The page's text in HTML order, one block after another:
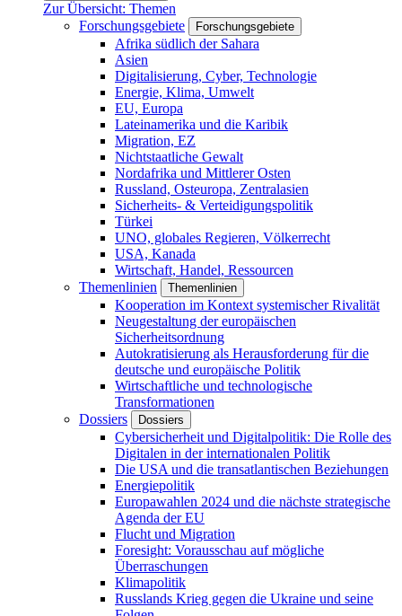
Zur Übersicht: Themen
Forschungsgebiete
Forschungsgebiete
Afrika südlich der Sahara
Asien
Digitalisierung, Cyber, Technologie
Energie, Klima, Umwelt
EU, Europa
Lateinamerika und die Karibik
Migration, EZ
Nichtstaatliche Gewalt
Nordafrika und Mittlerer Osten
Russland, Osteuropa, Zentralasien
Sicherheits- & Verteidigungspolitik
Türkei
UNO, globales Regieren, Völkerrecht
USA, Kanada
Wirtschaft, Handel, Ressourcen
Themenlinien
Themenlinien
Kooperation im Kontext systemischer Rivalität
Neugestaltung der europäischen
Sicherheitsordnung
Autokratisierung als Herausforderung für die
deutsche und europäische Politik
Wirtschaftliche und technologische
Transformationen
Dossiers
Dossiers
Cybersicherheit und Digitalpolitik: Die Rolle des
Digitalen in der internationalen Politik
Die USA und die transatlantischen Beziehungen
Energiepolitik
Europawahlen 2024 und die nächste strategische
Agenda der EU
Flucht und Migration
Foresight: Vorausschau auf mögliche
Überraschungen
Klimapolitik
Russlands Krieg gegen die Ukraine und seine